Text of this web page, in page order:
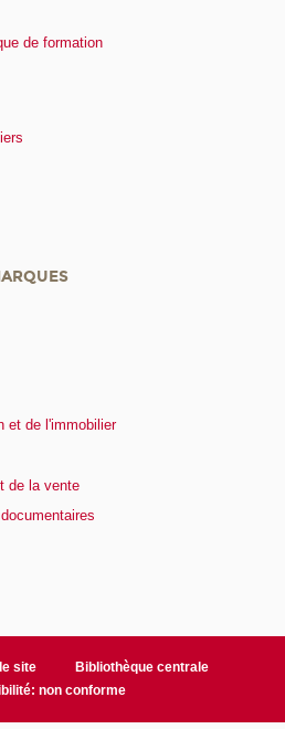
de formation
et de l'immobilier
de la vente
site
Bibliothèque centrale
non conforme